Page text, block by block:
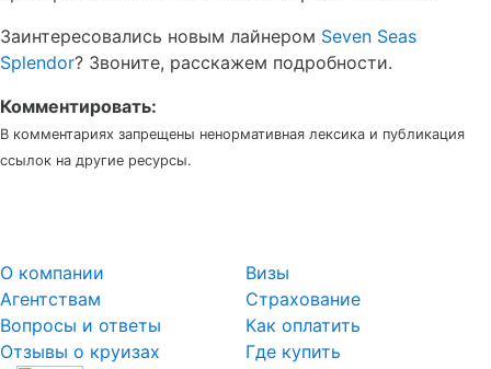
Заинтересовались новым лайнером Seven Seas
Splendor? Звоните, расскажем подробности.
Комментировать:
В комментариях запрещены ненормативная лексика и публикация
ссылок на другие ресурсы.
О компании
Агентствам
Вопросы и ответы
Отзывы о круизах
Визы
Страхование
Как оплатить
Где купить